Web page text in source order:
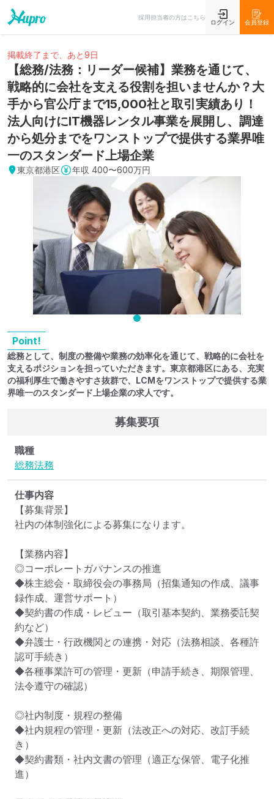
採用担当者の方はこちら
ログイン 会員登録
掲載終了まで、あと9日
【総務/法務：リーダー候補】業務を通じて、
戦略的に会社を支える役割を担いませんか？大
手から官公庁まで15,000社と取引実績あり！
法人向けにIT機器レンタル事業を展開し、調達
から処分までをワンストップで提供する業界唯
一のスタンダード上場企業
東京都港区 年収 400〜600万円
Point!
総務として、制度の整備や業務の効率化を通じて、戦略的に会社を
支えるポジションを担っていただきます。東京都港区にある、充実
の福利厚生で働きやすさ抜群で、LCMをワンストップで提供する業
界唯一のスタンダード上場企業の求人です。
募集要項
職種
総務法務
仕事内容
【募集背景】
社内の体制強化による募集になります。
【業務内容】
◎コーポレートガバナンスの推進
◆株主総会・取締役会の事務局（招集通知の作成、議事
録作成、運営サポート）
◆契約書の作成・レビュー（取引基本契約、業務委託契
約など）
◆弁護士・行政機関との連携・対応（法務相談、各種許
認可手続き）
◆各種事業許可の管理・更新（申請手続き、期限管理、
法令遵守の確認）
◎社内制度・規程の整備
◆社内規程の管理・更新（法改正への対応、改訂手続
き）
◆契約書類・社内文書の管理（適正な保管、電子化推
進）